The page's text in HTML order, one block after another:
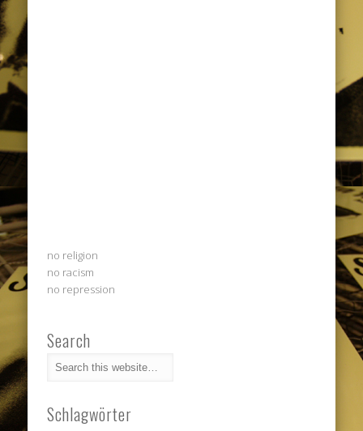
no religion
no racism
no repression
Search
Schlagwörter